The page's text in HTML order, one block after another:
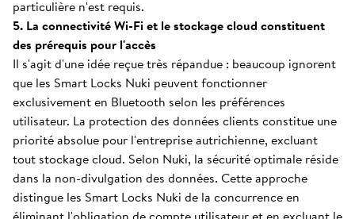
particulière n'est requis.
5. La connectivité Wi-Fi et le stockage cloud constituent
des prérequis pour l'accès
Il s'agit d'une idée reçue très répandue : beaucoup ignorent
que les Smart Locks Nuki peuvent fonctionner
exclusivement en Bluetooth selon les préférences
utilisateur. La protection des données clients constitue une
priorité absolue pour l'entreprise autrichienne, excluant
tout stockage cloud. Selon Nuki, la sécurité optimale réside
dans la non-divulgation des données. Cette approche
distingue les Smart Locks Nuki de la concurrence en